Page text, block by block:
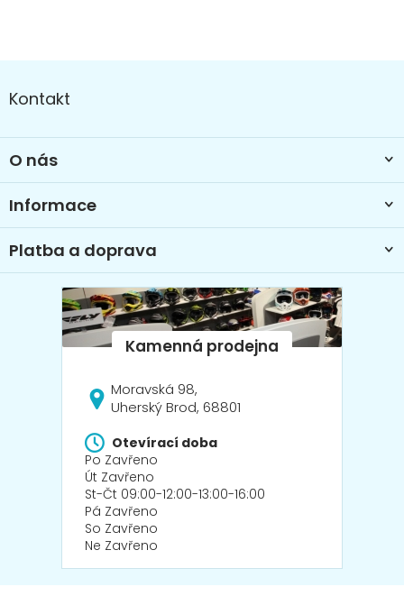
á
pKontakt
O nás
Informace
Platba a doprava
Moravská 98,
Uherský Brod, 68801
Otevírací doba
Po Zavřeno
Út Zavřeno
St-Čt 09:00-12:00-13:00-16:00
Pá Zavřeno
So Zavřeno
Ne Zavřeno